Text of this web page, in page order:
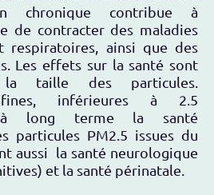
chronique contribue à
de contracter des maladies
respiratoires, ainsi que des
Les effets sur la santé sont
taille des particules.
inférieures à 2.5
à long terme la santé
particules PM2.5 issues du
aussi la santé neurologique
et la santé périnatale.